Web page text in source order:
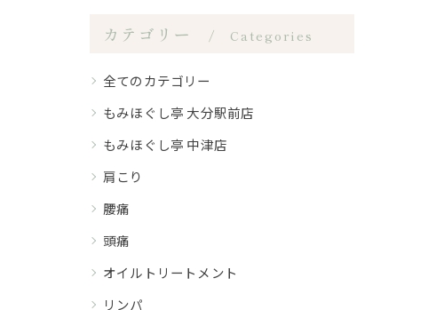
カテゴリー Categories
全てのカテゴリー
もみほぐし亭 大分駅前店
もみほぐし亭 中津店
肩こり
腰痛
頭痛
オイルトリートメント
リンパ